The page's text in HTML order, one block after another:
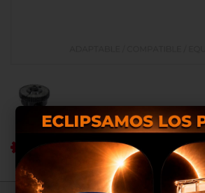
Ref RB: RB050064.2
Nosotros utilizamos cookies